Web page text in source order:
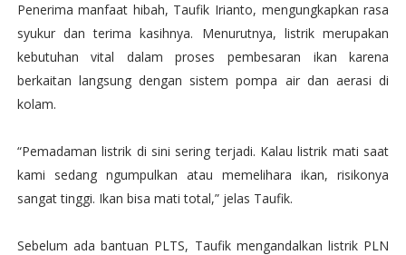
Penerima manfaat hibah, Taufik Irianto, mengungkapkan rasa
syukur dan terima kasihnya. Menurutnya, listrik merupakan
kebutuhan vital dalam proses pembesaran ikan karena
berkaitan langsung dengan sistem pompa air dan aerasi di
kolam.
“Pemadaman listrik di sini sering terjadi. Kalau listrik mati saat
kami sedang ngumpulkan atau memelihara ikan, risikonya
sangat tinggi. Ikan bisa mati total,” jelas Taufik.
Sebelum ada bantuan PLTS, Taufik mengandalkan listrik PLN